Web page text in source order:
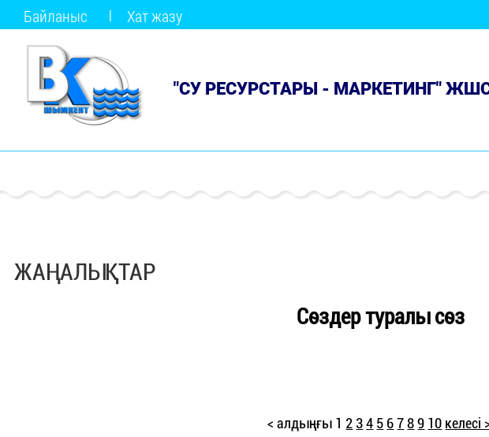
Байланыс Хат жазу
"СУ РЕСУРСТАРЫ - МАРКЕТИНГ"
ЖАҢАЛЫҚТАР
Сөздер туралы сөз
< алдыңғы 1 2 3 4 5 6 7 8 9 10 келесі